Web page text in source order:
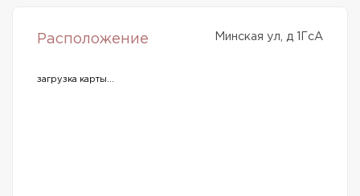
Расположение Минская ул, д 1ГсА
загрузка карты...